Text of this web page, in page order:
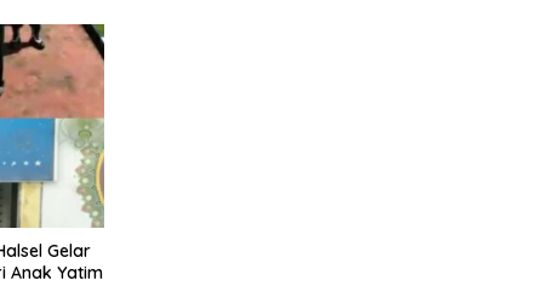
Gelar
Anak Yatim